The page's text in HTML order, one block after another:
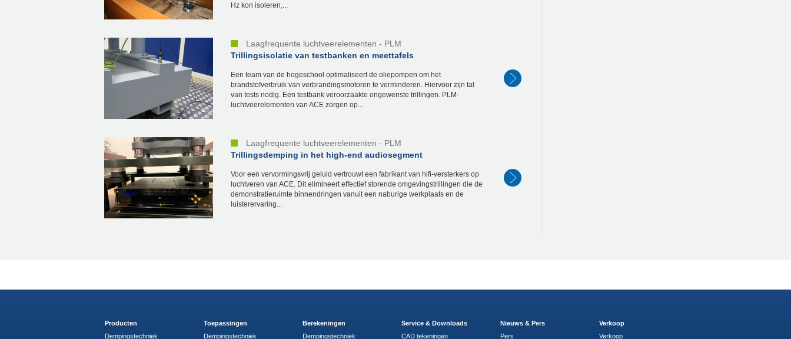
Hz kon isoleren,...
Laagfrequente luchtveerelementen - PLM
Trillingsisolatie van testbanken en meettafels
Een team van de hogeschool optimaliseert de oliepompen om het
brandstofverbruik van verbrandingsmotoren te verminderen. Hiervoor zijn tal
van tests nodig. Een testbank veroorzaakte ongewenste trillingen. PLM-
luchtveerelementen van ACE zorgen op...
Laagfrequente luchtveerelementen - PLM
Trillingsdemping in het high-end audiosegment
Voor een vervormingsvrij geluid vertrouwt een fabrikant van hifi-versterkers op
luchtveren van ACE. Dit elimineert effectief storende omgevingstrillingen die de
demonstratieruimte binnendringen vanuit een naburige werkplaats en de
luisterervaring...
Producten
Dempingstechniek
Toepassingen
Dempingstechniek
Berekeningen
Dempingstechniek
Service & Downloads
CAD tekeningen
Nieuws & Pers
Pers
Verkoop
Verkoop